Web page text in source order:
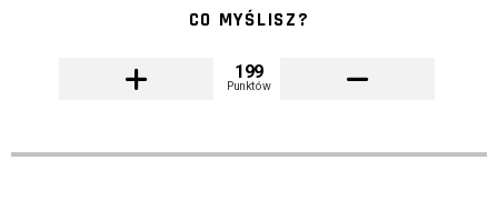
CO MYŚLISZ?
199
Punktów